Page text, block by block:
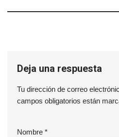
Deja una respuesta
Tu dirección de correo
campos obligatorios están
Nombre *